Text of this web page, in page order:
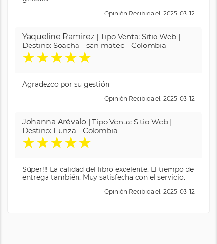
Opinión Recibida el: 2025-03-12
Yaqueline Ramirez | Tipo Venta: Sitio Web |
Destino: Soacha - san mateo - Colombia
★★★★★
Agradezco por su gestión
Opinión Recibida el: 2025-03-12
Johanna Arévalo | Tipo Venta: Sitio Web |
Destino: Funza - Colombia
★★★★★
Súper!!! La calidad del libro excelente. El tiempo de
entrega también. Muy satisfecha con el servicio.
Opinión Recibida el: 2025-03-12